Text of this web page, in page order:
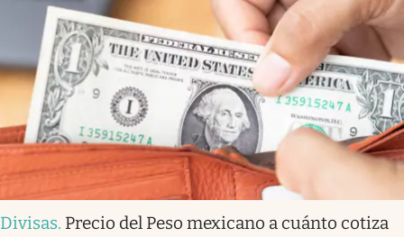
Divisas. Precio del Peso mexicano a cuánto cotiza